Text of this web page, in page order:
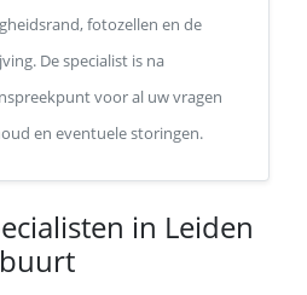
fotozellen en de
De specialist is na
voor al uw vragen
en eventuele storingen.
in Leiden